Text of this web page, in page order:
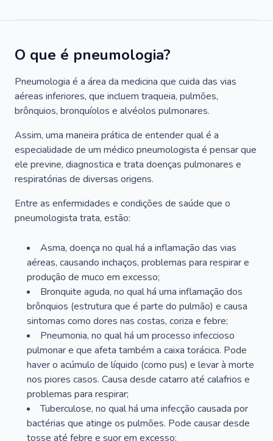
O que é pneumologia?
Pneumologia é a área da medicina que cuida das vias
aéreas inferiores, que incluem traqueia, pulmões,
brônquios, bronquíolos e alvéolos pulmonares.
Assim, uma maneira prática de entender qual é a
especialidade de um médico pneumologista é pensar que
ele previne, diagnostica e trata doenças pulmonares e
respiratórias de diversas origens.
Entre as enfermidades e condições de saúde que o
pneumologista trata, estão:
Asma, doença no qual há a inflamação das vias
aéreas, causando inchaços, problemas para respirar e
produção de muco em excesso;
Bronquite aguda, no qual há uma inflamação dos
brônquios (estrutura que é parte do pulmão) e causa
sintomas como dores nas costas, coriza e febre;
Pneumonia, no qual há um processo infeccioso
pulmonar e que afeta também a caixa torácica. Pode
haver o acúmulo de líquido (como pus) e levar à morte
nos piores casos. Causa desde catarro até calafrios e
problemas para respirar;
Tuberculose, no qual há uma infecção causada por
bactérias que atinge os pulmões. Pode causar desde
tosse até febre e suor em excesso;